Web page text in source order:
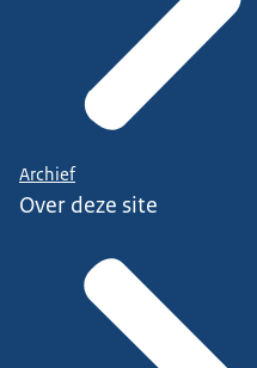
Archief
Over deze site